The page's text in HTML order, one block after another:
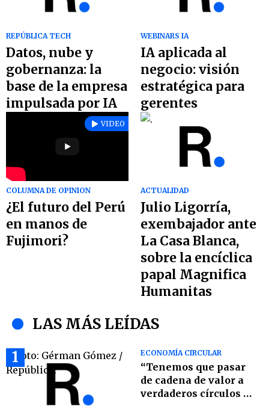
REPÚBLICA TECH
Datos, nube y
gobernanza: la
base de la empresa
impulsada por IA
WEBINARS IA
IA aplicada al
negocio: visión
estratégica para
gerentes
VIDEO
COLUMNA DE OPINION
¿El futuro del Perú
en manos de
Fujimori?
ACTUALIDAD
Julio Ligorría,
exembajador ante
La Casa Blanca,
sobre la encíclica
papal Magnifica
Humanitas
LAS MÁS LEÍDAS
1
ECONOMÍA CIRCULAR
“Tenemos que pasar
de cadena de valor a
verdaderos círculos de